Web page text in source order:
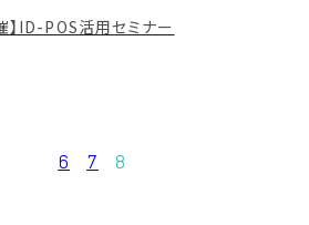
】ID-POS活用セミナー
6 7 8